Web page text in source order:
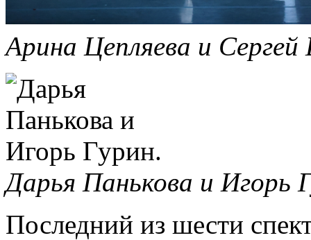
Арина Цепляева и
Дарья Панькова и Игорь
Последний из шести